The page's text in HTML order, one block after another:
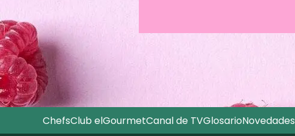
ChefsClub elGourmetCanal de TVGlosarioNovedades